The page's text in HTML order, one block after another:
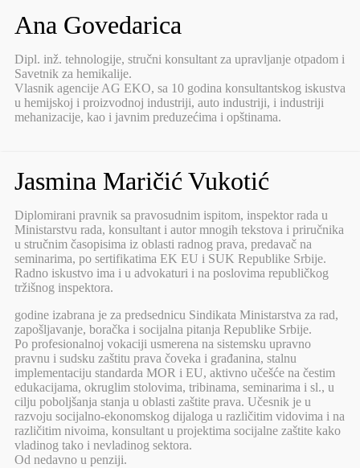
Ana Govedarica
Dipl. inž. tehnologije, stručni konsultant za upravljanje otpadom i
Savetnik za hemikalije.
Vlasnik agencije AG EKO, sa 10 godina konsultantskog iskustva
u hemijskoj i proizvodnoj industriji, auto industriji, i industriji
mehanizacije, kao i javnim preduzećima i opštinama.
Jasmina Maričić Vukotić
Diplomirani pravnik sa pravosudnim ispitom, inspektor rada u
Ministarstvu rada, konsultant i autor mnogih tekstova i priručnika
u stručnim časopisima iz oblasti radnog prava, predavač na
seminarima, po sertifikatima EK EU i SUK Republike Srbije.
Radno iskustvo ima i u advokaturi i na poslovima republičkog
tržišnog inspektora.
godine izabrana je za predsednicu Sindikata Ministarstva za rad,
zapošljavanje, boračka i socijalna pitanja Republike Srbije.
Po profesionalnoj vokaciji usmerena na sistemsku upravno
pravnu i sudsku zaštitu prava čoveka i građanina, stalnu
implementaciju standarda MOR i EU, aktivno učešće na čestim
edukacijama, okruglim stolovima, tribinama, seminarima i sl., u
cilju poboljšanja stanja u oblasti zaštite prava. Učesnik je u
razvoju socijalno-ekonomskog dijaloga u različitim vidovima i na
različitim nivoima, konsultant u projektima socijalne zaštite kako
vladinog tako i nevladinog sektora.
Od nedavno u penziji.